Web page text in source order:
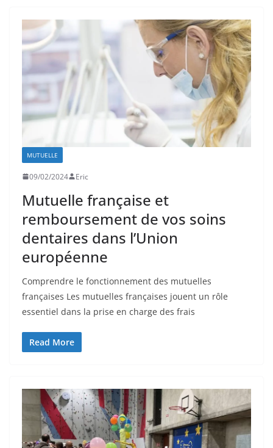
MUTUELLE
09/02/2024 Eric
Mutuelle française et
remboursement de vos soins
dentaires dans l’Union
européenne
Comprendre le fonctionnement des mutuelles
françaises Les mutuelles françaises jouent un rôle
essentiel dans la prise en charge des frais
Read More